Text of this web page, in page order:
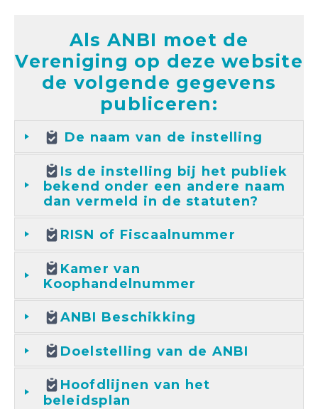
Als ANBI moet de
Vereniging op deze website
de volgende gegevens
publiceren:
De naam van de instelling
Is de instelling bij het publiek
bekend onder een andere naam
dan vermeld in de statuten?
RISN of Fiscaalnummer
Kamer van
Koophandelnummer
ANBI Beschikking
Doelstelling van de ANBI
Hoofdlijnen van het
beleidsplan